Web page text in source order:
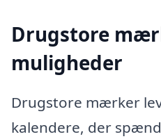
Drugstore
muligheder
Drugstore mærker
kalendere, der